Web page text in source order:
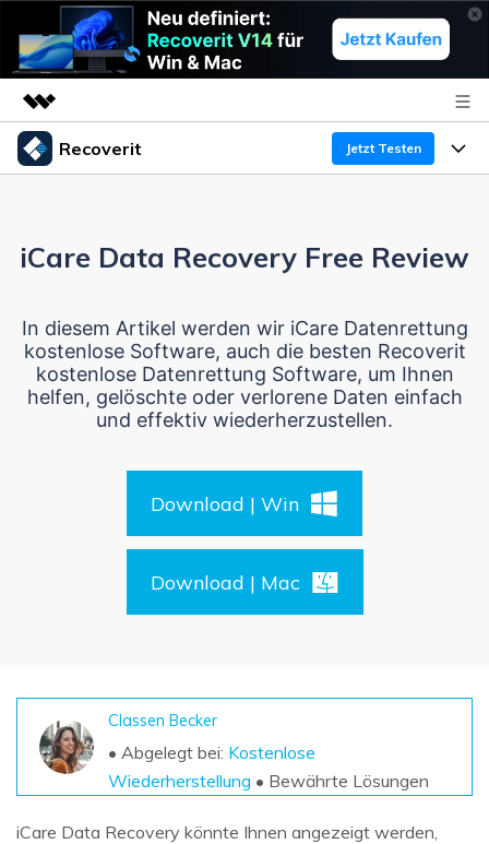
Top-Produkte
Überblick
Über uns
Shop
Recoverit Jetzt Testen
Recoverit für Windows
Kostenlos Testen
Recoverit für Mac
Unbegrenzte Daten vom Mac-System
wiederherstellen
Verlorene/gel?schte Daten kostenlos
wiederherstellen
Funktionen
Gel?schte Medien wiederherstellen
Exklusive Wiederherstellungsl?sungen Neu
Datenverlust-Szenarien
ALLE FUNKTIONEN ENTDECKEN
Warum Recoverit
Experte für Datenrettung
Aktuelles Thema
DOWNLOAD Sign In
iCare Data Recovery Free Review
In diesem Artikel werden wir iCare Datenrettung
kostenlose Software, auch die besten Recoverit
kostenlose Datenrettung Software, um Ihnen
helfen, gelöschte oder verlorene Daten einfach
und effektiv wiederherzustellen.
Download | Win
Download | Mac
Classen Becker
• Abgelegt bei: Kostenlose
Wiederherstellung • Bewährte Lösungen
iCare Data Recovery könnte Ihnen angezeigt werden,